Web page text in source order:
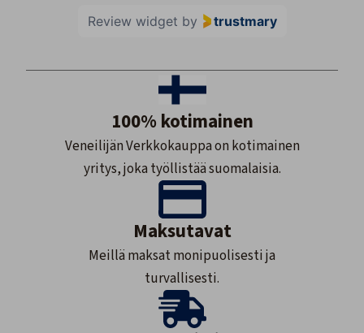
Review widget by trustmary
100% kotimainen
Veneilijän Verkkokauppa on kotimainen
yritys, joka työllistää suomalaisia.
Maksutavat
Meillä maksat monipuolisesti ja
turvallisesti.